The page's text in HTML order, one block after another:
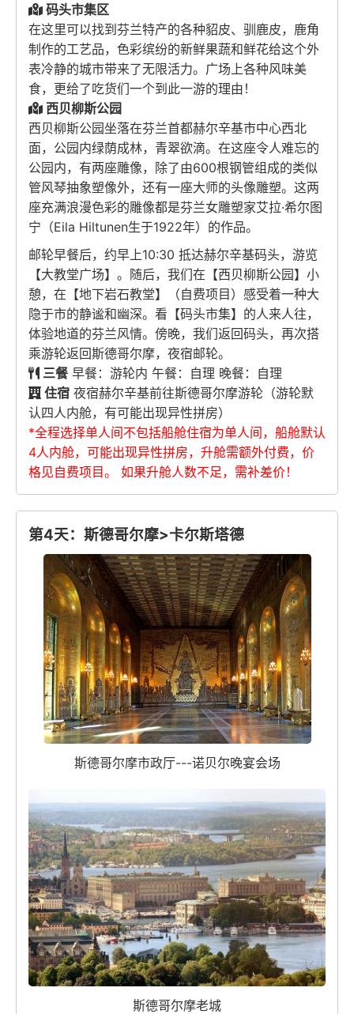
码头市集区
在这里可以找到芬兰特产的各种貂皮、驯鹿皮，鹿角
制作的工艺品，色彩缤纷的新鲜果蔬和鲜花给这个外
表冷静的城市带来了无限活力。广场上各种风味美
食，更给了吃货们一个到此一游的理由！
西贝柳斯公园
西贝柳斯公园坐落在芬兰首都赫尔辛基市中心西北
面，公园内绿荫成林，青翠欲滴。在这座令人难忘的
公园内，有两座雕像，除了由600根钢管组成的类似
管风琴抽象塑像外，还有一座大师的头像雕塑。这两
座充满浪漫色彩的雕像都是芬兰女雕塑家艾拉·希尔图
宁（Eila Hiltunen生于1922年）的作品。
邮轮早餐后，约早上10:30 抵达赫尔辛基码头，游览
【大教堂广场】。随后，我们在【西贝柳斯公园】小
憩，在【地下岩石教堂】（自费项目）感受着一种大
隐于市的静谧和幽深。看【码头市集】的人来人往，
体验地道的芬兰风情。傍晚，我们返回码头，再次搭
乘游轮返回斯德哥尔摩，夜宿邮轮。
三餐 早餐：游轮内 午餐：自理 晚餐：自理
住宿 夜宿赫尔辛基前往斯德哥尔摩游轮（游轮默
认四人内舱，有可能出现异性拼房）
*全程选择单人间不包括船舱住宿为单人间，船舱默认
4人内舱，可能出现异性拼房，升舱需额外付费，价
格见自费项目。 如果升舱人数不足，需补差价！
第4天：斯德哥尔摩>卡尔斯塔德
斯德哥尔摩市政厅---诺贝尔晚宴会场
斯德哥尔摩老城